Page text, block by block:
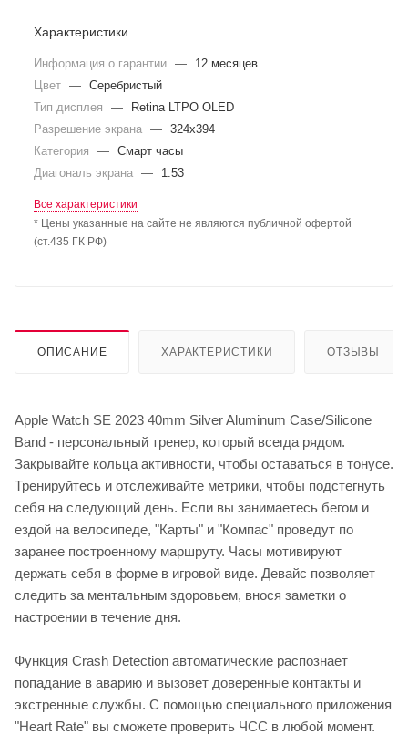
Характеристики
Информация о гарантии —
12 месяцев
Цвет — Серебристый
Тип дисплея
—
Retina LTPO OLED
Разрешение экрана — 324x394
Категория
— Смарт часы
Диагональ экрана — 1.53
Все характеристики
* Цены указанные на сайте не являются публичной офертой
(ст.435 ГК РФ)
ОПИСАНИЕ ХАРАКТЕРИСТИКИ ОТЗЫВЫ
Apple Watch SE 2023 40mm Silver Aluminum Case/Silicone
Band - персональный тренер, который всегда рядом.
Закрывайте кольца активности, чтобы оставаться в тонусе.
Тренируйтесь и отслеживайте метрики, чтобы подстегнуть
себя на следующий день. Если вы занимаетесь бегом и
ездой на велосипеде, "Карты" и "Компас" проведут по
заранее построенному маршруту. Часы мотивируют
держать себя в форме в игровой виде. Девайс позволяет
следить за ментальным здоровьем, внося заметки о
настроении в течение дня.
Функция Crash Detection автоматические распознает
попадание в аварию и вызовет доверенные контакты и
экстренные службы. С помощью специального приложения
"Heart Rate" вы сможете проверить ЧСС в любой момент.